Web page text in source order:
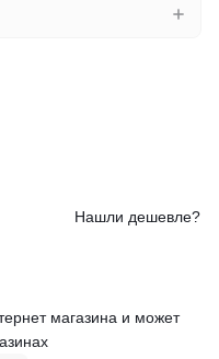
Нашли дешевле?
магазина и может